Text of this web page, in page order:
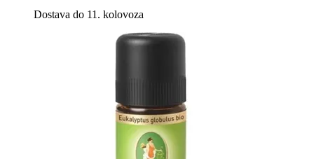
Dostava do 11. kolovoza